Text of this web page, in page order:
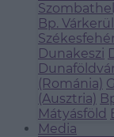
Bp.
Dunakeszi
(Románia)
(Ausztria)
Mátyásföld
Media